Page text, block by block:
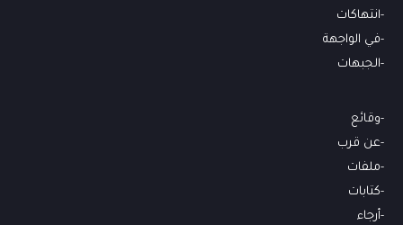
انتهاكات
في الواجهة
الجبهات
وقائع
عن قرب
ملفات
كتابات
أرجاء